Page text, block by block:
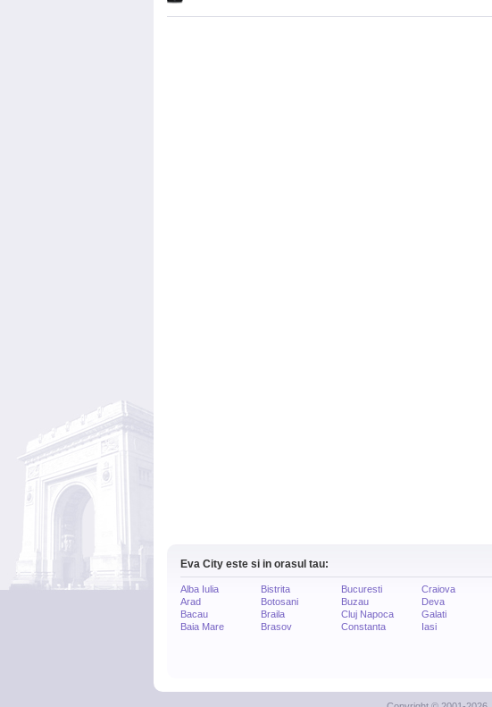
Eva City este si in orasul tau:
Alba Iulia
Arad
Bacau
Baia Mare
Bistrita
Botosani
Braila
Brasov
Bucuresti
Buzau
Cluj Napoca
Constanta
Craiova
Deva
Galati
Iasi